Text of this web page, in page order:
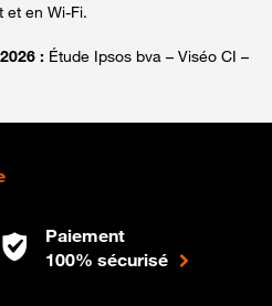
et en Wi-Fi.
: Étude Ipsos bva – Viséo CI –
Paiement
100% sécurisé